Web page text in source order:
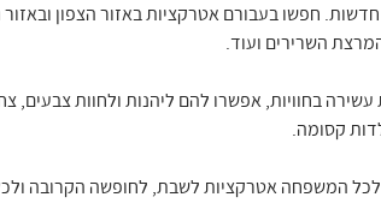
חדשות. חפשו בעבורם אטרקציות באזור הצפון
השרירים ועוד.
עשירה בחוויות, אפשרו להם ליהנות ולחוות
קסומה.
המשפחה אטרקציות לשבת, לחופשה הקרובה